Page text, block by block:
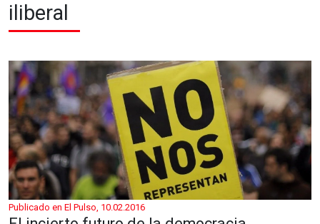
iliberal
Publicado en El Pulso, 10.02.2016